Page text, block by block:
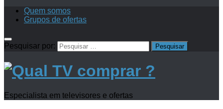
Quem somos
Grupos de ofertas
Pesquisar por:
Especialista em televisores e ofertas